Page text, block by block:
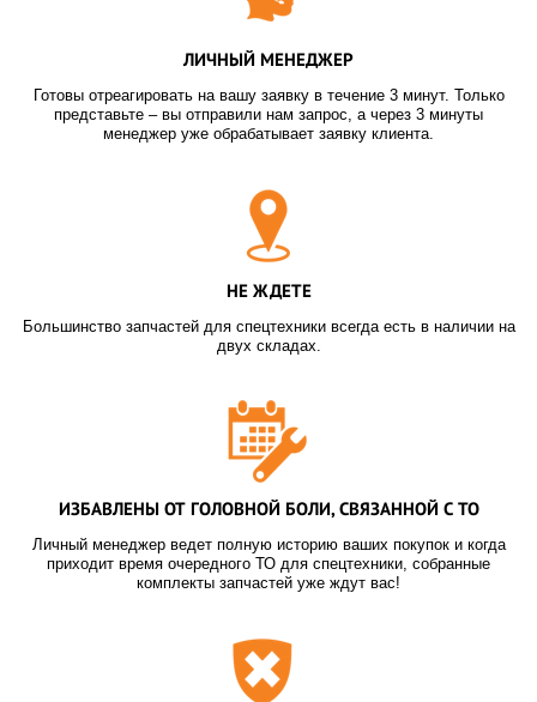
ЛИЧНЫЙ МЕНЕДЖЕР
Готовы отреагировать на вашу заявку в течение 3 минут. Только
представьте – вы отправили нам запрос, а через 3 минуты
менеджер уже обрабатывает заявку клиента.
НЕ ЖДЕТЕ
Большинство запчастей для спецтехники всегда есть в наличии на
двух складах.
ИЗБАВЛЕНЫ ОТ ГОЛОВНОЙ БОЛИ, СВЯЗАННОЙ С ТО
Личный менеджер ведет полную историю ваших покупок и когда
приходит время очередного ТО для спецтехники, собранные
комплекты запчастей уже ждут вас!